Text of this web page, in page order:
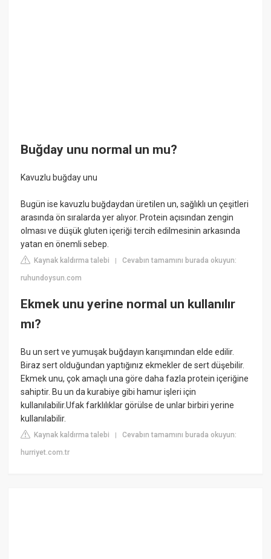
Buğday unu normal un mu?
Kavuzlu buğday unu
Bugün ise kavuzlu buğdaydan üretilen un, sağlıklı un çeşitleri
arasında ön sıralarda yer alıyor. Protein açısından zengin
olması ve düşük gluten içeriği tercih edilmesinin arkasında
yatan en önemli sebep.
Kaynak kaldırma talebi |Cevabın tamamını burada okuyun:
ruhundoysun.com
Ekmek unu yerine normal un kullanılır
mı?
Bu un sert ve yumuşak buğdayın karışımından elde edilir.
Biraz sert olduğundan yaptığınız ekmekler de sert düşebilir.
Ekmek unu, çok amaçlı una göre daha fazla protein içeriğine
sahiptir. Bu un da kurabiye gibi hamur işleri için
kullanılabilir.Ufak farklılıklar görülse de unlar birbiri yerine
kullanılabilir.
Kaynak kaldırma talebi |Cevabın tamamını burada okuyun:
hurriyet.com.tr